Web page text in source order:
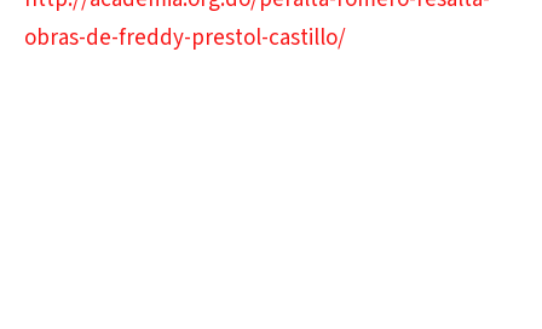
obras-de-freddy-prestol-castillo/